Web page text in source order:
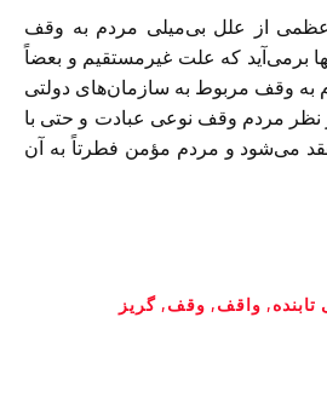
از علل بی‌میلی مردم به وقف
برمی‌آید که علت غیرمستقیم و بعضاً
وقف مربوط به سازمان‌های دولتی
نظر مردم وقف نوعی عبادت و حتی با
می‌شود و مردم مؤمن فطرتاً به آن
, واقف, وقف, گریز